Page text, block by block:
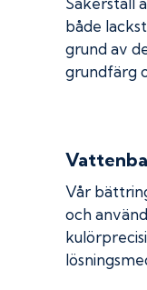
både
grund av
grundfärg
Vår
och